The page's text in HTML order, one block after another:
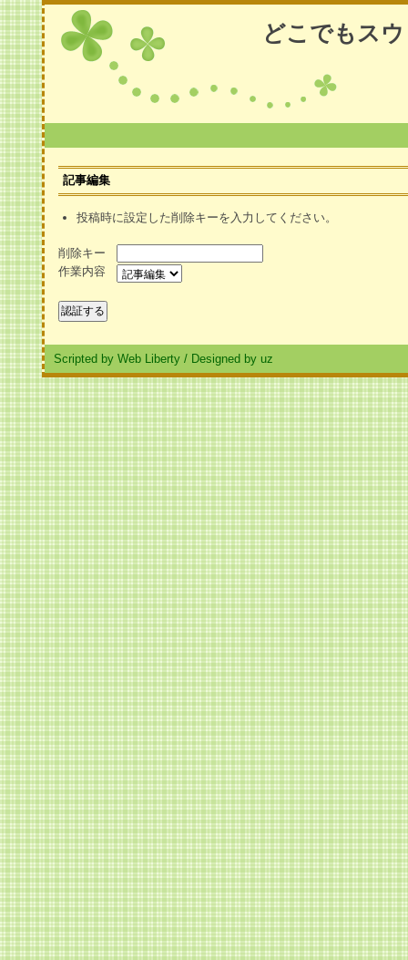
どこでもス
記事編集
投稿時に設定した削除キーを入力してください。
削除キー
作業内容
Scripted by Web Liberty / Designed by uz